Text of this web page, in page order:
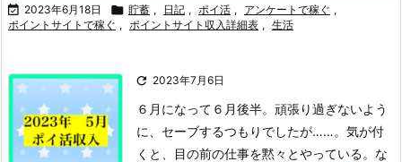
 2023年6月18日  貯蓄 , 日記 , ポイ活 , アンケートで稼ぐ ,
ポイントサイトで稼ぐ , ポイントサイト収入詳細表 , 生活
 2023年7月6日
６月になって６月後半。 頑張り過ぎないよう
に、セーブするつもりでしたが……。 気が付
くと、目の前の仕事を黙々とやっている。 な